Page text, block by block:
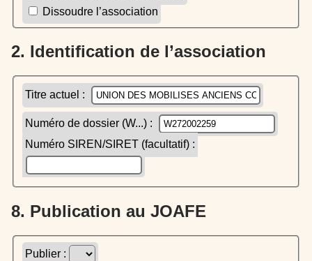
Dissoudre l’association
2. Identification de l’association
Titre actuel :
Numéro de dossier (W...) :
Numéro SIREN/SIRET (facultatif) :
8. Publication au JOAFE
Publier :